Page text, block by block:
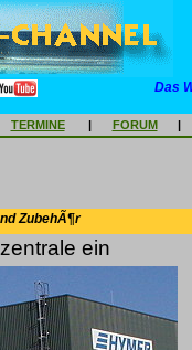
Das
TERMINE | FORUM |
ZubehÃ¶r
ein